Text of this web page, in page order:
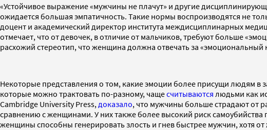
«Устойчивое выражение «мужчины не плачут» и другие
ожидается большая эмпатичность. Такие нормы воспроизводятся не
доцент и академический директор института междисциплинарных
отмечает, что от девочек, в отличие от мальчиков, требуют больше
расхожий стереотип, что женщина должна отвечать за
Некоторые представления о том, какие эмоции более присущи людям
которые можно трактовать по-разному, чащесчитываются людьми как
Cambridge University Press, доказало, что мужчины больше страдают от
сравнению с женщинами. У них также более высокий риск
женщины способны генерировать злость и гнев быстрее мужчин, хотя